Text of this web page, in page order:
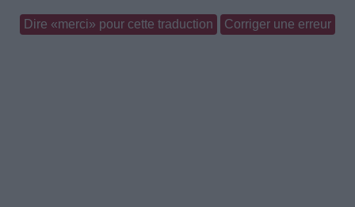
Dire «merci» pour cette traduction Corriger une erreur